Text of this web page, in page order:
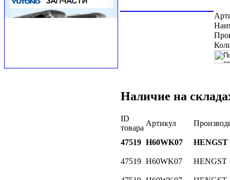
Наличие на
ID
товара
Артикул
47519 H60WK07 HENGST
47519 H60WK07 HENGST